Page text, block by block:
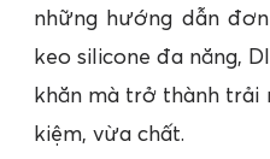
những hướng dẫn
keo silicone đa năng,
khăn mà trở thành trải
kiệm, vừa chất.